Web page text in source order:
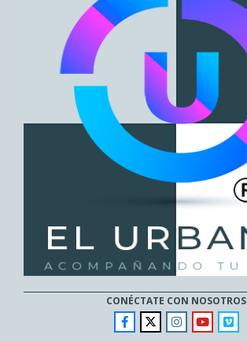
CONÉCTATE CON NOSOTROS